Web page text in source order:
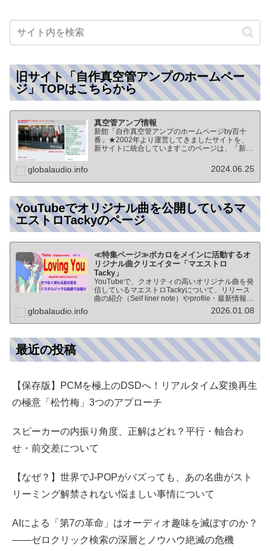
旧サイト「自作真空管アンプのホームペー
ジ」TOPはこちらから
真空管アンプ情報
新館「自作真空管アンプのホームページby百十
番」★2002年より運営してきましたサイトを、
新サイトに統合していますこのページは、「新
のTOPページになりますオーディオ情報全般の
globalaudio.info 2024.06.25
YouTubeでオリジナル曲を公開しているマ
エストロTackyのページ
≪特集ページ≫ボカロをメインに活動するオ
リジナル曲クリエイター「マエストロ
Tacky」
YouTubeで、クオリティの高いオリジナル曲を発
信しているマエストロTackyについて、リリース
曲の紹介（Self liner note）やprofile・最新情報な
ど★動画チャンネル登録100人突破記念作品の生
globalaudio.info 2026.01.08
最近の投稿
【保存版】PCMを極上のDSDへ！リアルタイム変換再生
の極意「松竹梅」3つのアプローチ
スピーカーの内振り角度、正解はどれ？平行・軸合わ
せ・前交差について
【なぜ？】世界でJ-POPがバズっても、あの名曲がスト
リーミング解禁されない悩ましい事情について
AIによる「第7の革命」はオーディオ趣味を滅ぼすのか？
――ゼロクリック検索の深層とノウハウ絶滅の危機